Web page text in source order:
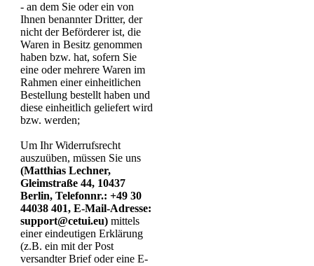
- an dem Sie oder ein von
Ihnen benannter Dritter, der
nicht der Beförderer ist, die
Waren in Besitz genommen
haben bzw. hat, sofern Sie
eine oder mehrere Waren im
Rahmen einer einheitlichen
Bestellung bestellt haben und
diese einheitlich geliefert wird
bzw. werden;
Um Ihr Widerrufsrecht
auszuüben, müssen Sie uns
(Matthias Lechner,
Gleimstraße 44, 10437
Berlin, Telefonnr.: +49 30
44038 401, E-Mail-Adresse:
support@cetui.eu) mittels
einer eindeutigen Erklärung
(z.B. ein mit der Post
versandter Brief oder eine E-